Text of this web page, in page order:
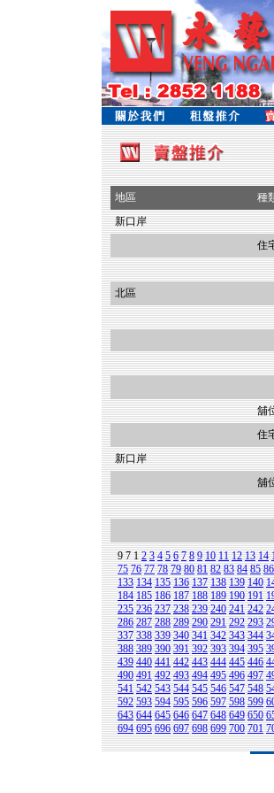
地區 種
新口岸
住
北區
舖
住
新口岸
舖
9 712 3 4 5 6 7 8 9 10 11 12 13 14
75 76 77 78 79 80 81 82 83 84 85 86
133 134 135 136 137 138 139 140
184 185 186 187 188 189 190 191
235 236 237 238 239 240 241 242
286 287 288 289 290 291 292 293
337 338 339 340 341 342 343 344
388 389 390 391 392 393 394 395
439 440 441 442 443 444 445 446
490 491 492 493 494 495 496 497
541 542 543 544 545 546 547 548
592 593 594 595 596 597 598 599
643 644 645 646 647 648 649 650
694 695 696 697 698 699 700 701